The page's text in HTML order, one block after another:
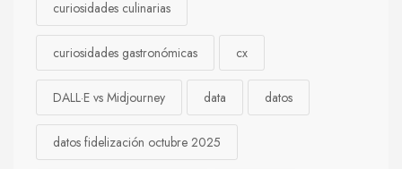
curiosidades culinarias
curiosidades gastronómicas cx
DALL·E vs Midjourney data datos
datos fidelización octubre 2025